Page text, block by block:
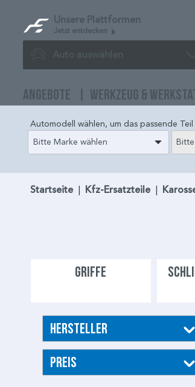
Unsere Plattformen
Jetzt entdecken
Auto auswählen
ANGEBOTE WERKZEUG &
Automodell wählen, um das passende
Bitte Marke wählen
Startseite Kfz-Ersatzteile
GRIFFE
Hersteller
Preis